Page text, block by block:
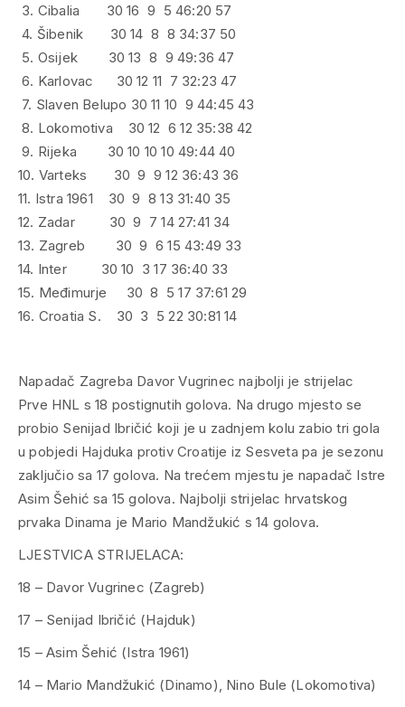
3. Cibalia 30 16 9 5 46:20 57
4. Šibenik 30 14 8 8 34:37 50
5. Osijek 30 13 8 9 49:36 47
6. Karlovac 30 12 11 7 32:23 47
7. Slaven Belupo 30 11 10 9 44:45 43
8. Lokomotiva 30 12 6 12 35:38 42
9. Rijeka 30 10 10 10 49:44 40
10. Varteks 30 9 9 12 36:43 36
11. Istra 1961 30 9 8 13 31:40 35
12. Zadar 30 9 7 14 27:41 34
13. Zagreb 30 9 6 15 43:49 33
14. Inter 30 10 3 17 36:40 33
15. Međimurje 30 8 5 17 37:61 29
16. Croatia S. 30 3 5 22 30:81 14
Napadač Zagreba Davor Vugrinec najbolji je strijelac
Prve HNL s 18 postignutih golova. Na drugo mjesto se
probio Senijad Ibričić koji je u zadnjem kolu zabio tri gola
u pobjedi Hajduka protiv Croatije iz Sesveta pa je sezonu
zaključio sa 17 golova. Na trećem mjestu je napadač Istre
Asim Šehić sa 15 golova. Najbolji strijelac hrvatskog
prvaka Dinama je Mario Mandžukić s 14 golova.
LJESTVICA STRIJELACA:
18 – Davor Vugrinec (Zagreb)
17 – Senijad Ibričić (Hajduk)
15 – Asim Šehić (Istra 1961)
14 – Mario Mandžukić (Dinamo), Nino Bule (Lokomotiva)